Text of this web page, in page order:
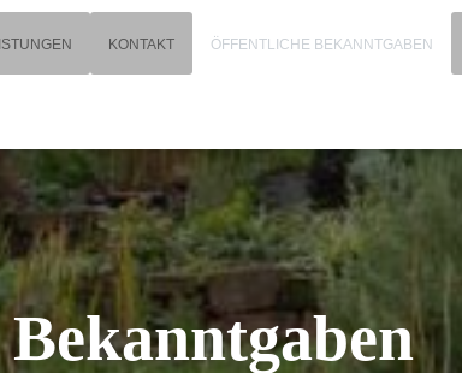
KONTAKT ÖFFENTLICHE BEKANNTGABEN